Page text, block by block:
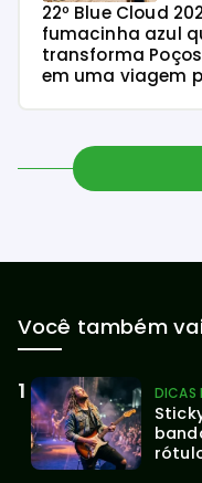
22º Blue Cloud
fumacinha azul
transforma
em uma viagem
Você também
DICAS